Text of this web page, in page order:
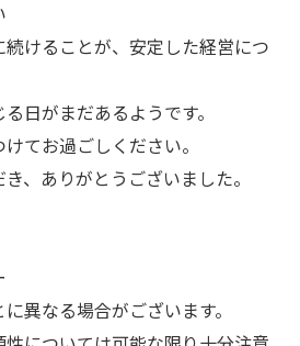
けることが、安定した経営につ
日がまだあるようです。
てお過ごしください。
、ありがとうございました。
異なる場合がございます。